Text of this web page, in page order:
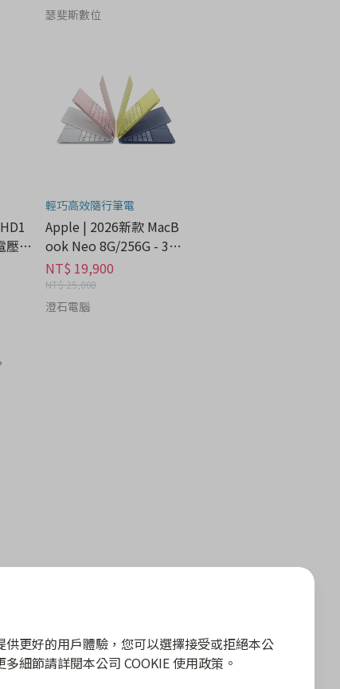
瑟斐斯數位
壓 -
輕巧高效隨行筆電
Apple | 2026新款 MacB
ook Neo 8G/256G - 3C
科技分期
NT$ 19,900
NT$ 25,000
澄石電腦
供更好的用戶體驗，您可以選擇接受或拒絕本公
細節請詳閱本公司 COOKIE 使用政策。